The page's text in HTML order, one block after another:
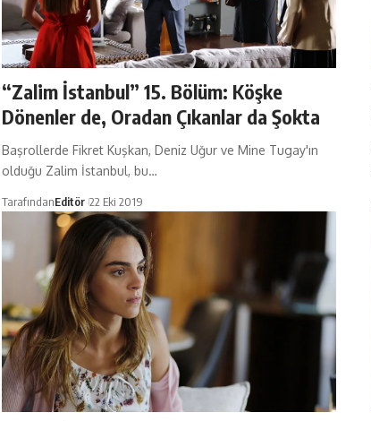
“Zalim İstanbul” 15. Bölüm: Köşke
Dönenler de, Oradan Çıkanlar da Şokta
Başrollerde Fikret Kuşkan, Deniz Uğur ve Mine Tugay'ın
olduğu Zalim İstanbul, bu…
TarafındanEditör 22 Eki 2019